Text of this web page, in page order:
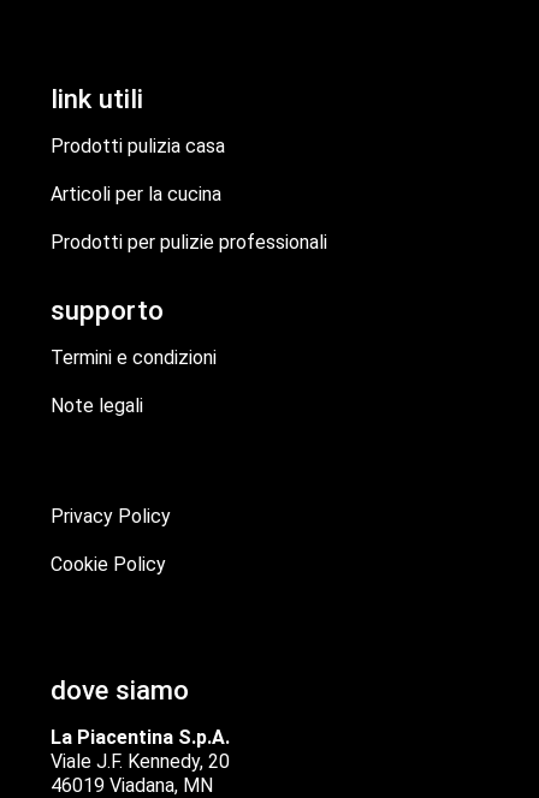
link utili
Prodotti pulizia casa
Articoli per la cucina
Prodotti per pulizie professionali
supporto
Termini e condizioni
Note legali
Privacy Policy
Cookie Policy
dove siamo
La Piacentina S.p.A.
Viale J.F. Kennedy, 20
46019 Viadana, MN